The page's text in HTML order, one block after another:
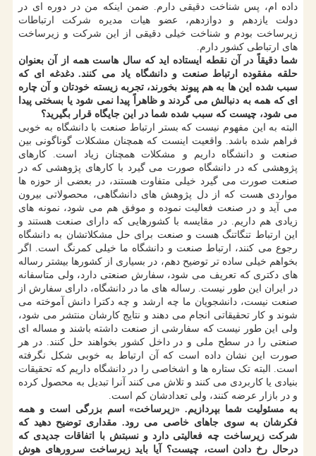
داده ام، پس شناخت دقیقی دارم. ضمن اینکه من در دوره ای در
دولت یازدهم و دوازدهم، عضو هیات مدیره شرکت ارتباطات
زیرساخت بودم و شناخت خیلی دقیقی از این شرکت و زیرساخت
های ارتباطی کشور دارم.
شما دقیقاً در آن نقطه ایستاده اید که سال هاست همه از آن بعنوان
حلقه مفقوده ارتباط صنعت و دانشگاه یاد می کنند. دغدغه ای که
سبب شده این ها به هم پیوند بخورند، تجربه زیسته خودتان و آن چاره
ای که همه به دنبالش می گردند و ظاهراً پیدا نمی شود یا بسختی پیدا
می شود، چیست که سبب شده شما در این جایگاه قرار بگیرید؟
البته به این مفهوم نیست که بستر ارتباط صنعت با دانشگاه به خوبی
فراهم شده باشد. واقعیت اینست که همچنان مشکلات گوناگونی بین
صنعت و دانشگاه داریم و مشکلات همچنان زیاد است. کارهای
پژوهشی که در دانشگاه صورت می گیرد با کارهای پژوهشی که در
صنعت صورت می گیرد خیلی متفاوت هستند، در بعضی از حوزه ها
مواردی هست که از دل پژوهش های دانشگاهی، محصولاتی بیرون
می آید و در صنعت فعالیت نموده و موفق هم می شود، نمونه های
زیادی هم داریم. در مقایسه با کشورهایی که دارای صنعت هستند و
این ارتباط تنگاتنگ هست و صنعت برای حل مشکلاتشان به دانشگاه
رجوع می کنند، ارتباط صنعت و دانشگاه ما خیلی کمرنگ است. اگر
بخواهم خیلی ساده تر توضیح دهم، در بسیاری از کشورها بیشتر رساله
های دکتری که تعریف می شود، سفارش صنعتی دارد، ولی متاسفانه
در ایران این طور نیست. رساله های ما در دانشگاه، دارای سفارش از
صنعت نیست، دانشجویان ما چه ارشد و چه دکترا دانش آموخته می
شوند و کار تحقیقاتی انجام می دهند و نتایج کارشان منتشر می شود،
ولی این طور نیست که سفارشی از صنعت داشته باشند و مساله ای
صنعتی را در سطح ملی و در داخل کشور بخواهند حل کنند. در هر
صورت این نشان داده است که آن ارتباط به خوبی شکل نگرفته
است. البته تک ستاره ها و اشخاصی را در دانشگاه داریم که تحقیقات
بنیادی یا کاربردی می کنند و تلاش می کنند آنرا تبدیل به محصول کرده
و در بازار عرضه کنند، ولی تعدادشان کم است.
به مسئولیت شما بپردازیم. «زیرساخت» اسم بزرگی است و همه
فکرشان به سوی جاهای خاصی می رود. مقداری توضیح دهید که
شرکت زیرساخت چه فعالیتی دارد و نسبتش با اتفاقات جدیدی که
درحال رخ دادن است، چیست؟ آیا باید زیرساخت سرورهای هوش